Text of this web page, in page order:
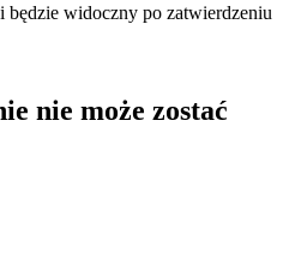
będzie widoczny po zatwierdzeniu
nie może zostać